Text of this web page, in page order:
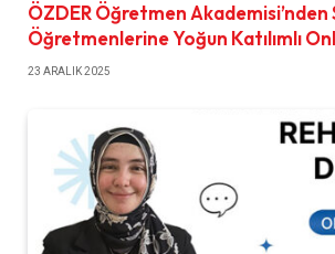
ÖZDER Öğretmen Akademisi’nden
Öğretmenlerine Yoğun Katılımlı
23 ARALIK 2025